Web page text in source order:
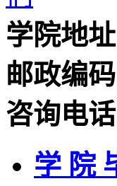
学院地址
邮政编码
咨询电话
学 院